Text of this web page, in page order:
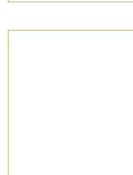
Bolzano